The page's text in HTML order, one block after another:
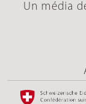
Un média